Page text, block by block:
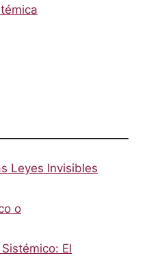
Leyes Invisibles
o
El